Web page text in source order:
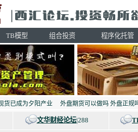
TB模型 组合投资 程序化托管
货已成为夕阳产业 外盘期货可以做吗 外盘正规
文华财经论坛|288